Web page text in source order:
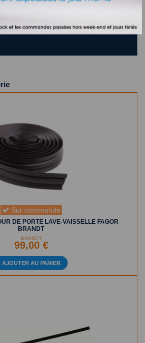
de mon appareil ?
Sur commande
DE PORTE LAVE-VAISSELLE FAGOR
BRANDT
BRANDT
99,00 €
AJOUTER AU PANIER